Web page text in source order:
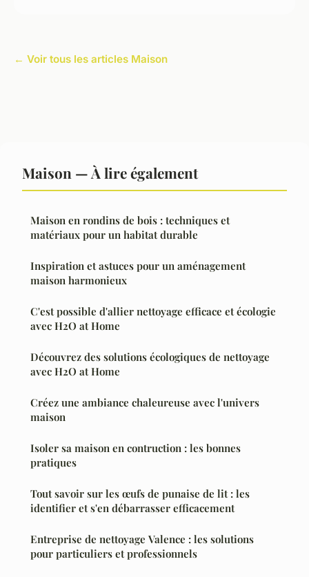
← Voir tous les articles Maison
Maison — À lire également
Maison en rondins de bois : techniques et
matériaux pour un habitat durable
Inspiration et astuces pour un aménagement
maison harmonieux
C'est possible d'allier nettoyage efficace et écologie
avec H2O at Home
Découvrez des solutions écologiques de nettoyage
avec H2O at Home
Créez une ambiance chaleureuse avec l'univers
maison
Isoler sa maison en contruction : les bonnes
pratiques
Tout savoir sur les œufs de punaise de lit : les
identifier et s'en débarrasser efficacement
Entreprise de nettoyage Valence : les solutions
pour particuliers et professionnels